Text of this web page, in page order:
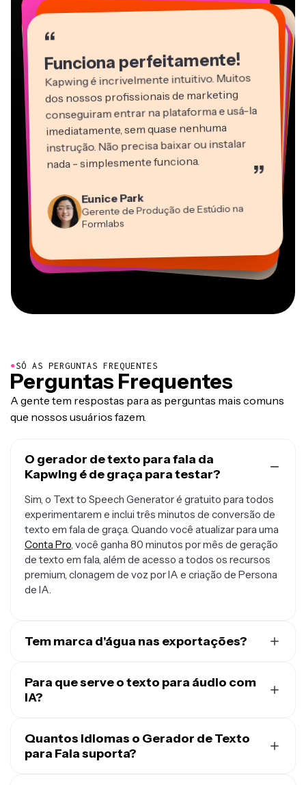
“
Funciona perfeitamente!
Kapwing é incrivelmente intuitivo. Muitos
dos nossos profissionais de marketing
conseguiram entrar na plataforma e usá-la
imediatamente, sem quase nenhuma
instrução. Não precisa baixar ou instalar
nada - simplesmente funciona. ”
Eunice Park
Gerente de Produção de Estúdio na
Formlabs
“
Vannesia Darby
“
Grant Taleck
Panos Papagapiou
Sócio-Diretor na EPATHLON
“
Kerry-lee Farla
Gracie Peng
Diretor de Conteúdo
“
Martin James
Heidi Rae
Educação
“
Natasha Ball
Consultor
“
Mitch Rawlings
“
Dina Segovia
Freelancer Virtual
●SÓ AS PERGUNTAS FREQUENTES
Perguntas Frequentes
A gente tem respostas para as perguntas mais comuns
que nossos usuários fazem.
O gerador de texto para fala da
Kapwing é de graça para testar?
Sim, o Text to Speech Generator é gratuito para todos
experimentarem e inclui três minutos de conversão de
texto em fala de graça. Quando você atualizar para uma
Conta Pro, você ganha 80 minutos por mês de geração
de texto em fala, além de acesso a todos os recursos
premium, clonagem de voz por IA e criação de Persona
de IA.
Tem marca d'água nas exportações?
exportações — incluindo do Text to Speech Generator
— terão uma marca d'água. Depois que você fizer
Para que serve o texto para áudio com
IA?
poderosa de edição de vídeo que cria narrações de
vídeo super naturais a partir de texto escrito.
Quantos idiomas o Gerador de Texto
para Fala suporta?